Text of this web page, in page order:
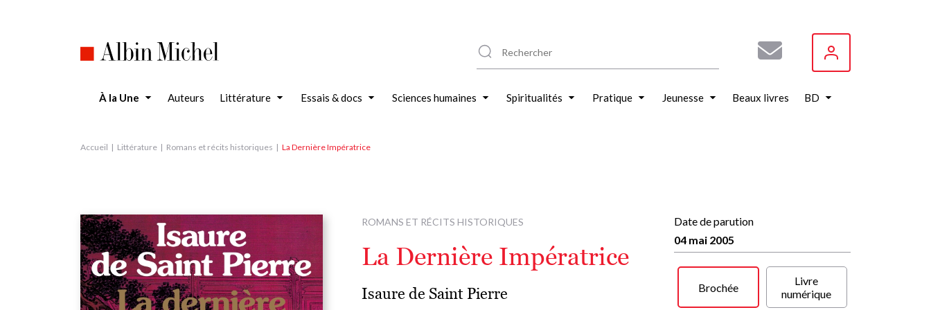
À la Une Auteurs Littérature Essais & docs Sciences humaines Spiritualités Pratique Jeunesse Beaux livres BD
Accueil Littérature Romans et récits historiques La Dernière Impératrice
ROMANS ET RÉCITS HISTORIQUES
La Dernière Impératrice
Isaure de Saint Pierre
Date de parution
04 mai 2005
Brochée
Livre
numérique